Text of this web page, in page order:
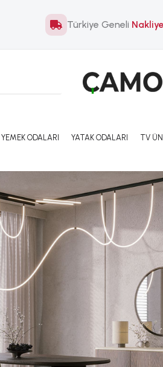
Türkiye Geneli Nakliye
YEMEK ODALARI YATAK ODALARI TV